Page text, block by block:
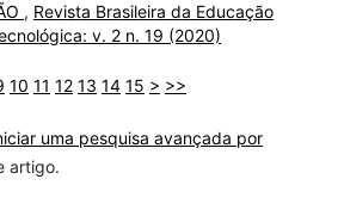
, Revista Brasileira da Educação
v. 2 n. 19 (2020)
10 11 12 13 14 15 > >>
uma pesquisa avançada por
artigo.